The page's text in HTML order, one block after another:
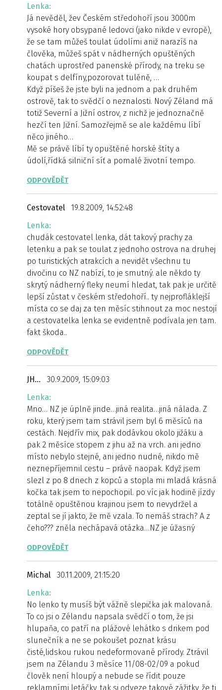
Lenka:
Já nevěděl, žev Českém středohoří jsou 3000m
vysoké hory obsypané ledovci (jako nikde v evropě),
že se tam můžeš toulat údolími aniž narazíš na
člověka, můžeš spát v nádherných opuštěných
chatách uprostřed panenské přírody, na treku se
koupat s delfíny,pozorovat tulěně, …
Když píšeš že jste byli na jednom a pak druhém
ostrově, tak to svědčí o neznalosti. Nový Zéland má
totiž Severní a Jižní ostrov, z nichž je jednoznačně
hezčí ten Jižní. Samozřejmě se ale každému líbí
něco jiného…
Mě se právě líbí ty opuštěné horské štíty a
údolí,řídká silniční síť a pomalé životní tempo.
ODPOVĚDĚT
Cestovatel
19.8.2009, 14:52:48
Lenka:
chudák cestovatel lenka, dát takový prachy za
letenku a pak se toulat z jednoho ostrova na druhej
po turistických atrakcích a nevidět všechnu tu
divočinu co NZ nabízí, to je smutný. ale někdo ty
skrytý nádherný fleky neumí hledat, tak pak je určitě
lepší zůstat v českém středohoří.. ty nejprofláklejší
místa co se daj za ten měsíc stihnout za moc nestojí
a cestovatelka lenka se evidentně podívala jen tam.
fakt škoda..
ODPOVĚDĚT
JH...
30.9.2009, 15:09:03
Lenka:
Mno… NZ je úplně jinde…jiná realita…jiná nálada. Z
roku, který jsem tam strávil jsem byl 6 měsíců na
cestách. Nejdřív mix, pak dodávkou okolo jižáku a
pak 2 měsíce stopem z jihu až na vrch. ani jedno
místo nebylo stejné, ani jedno nudné, nikdo mě
neznepříjemnil cestu – právě naopak. Když jsem
slezl z po 8 dnech z kopců a stopla mi mladá krásná
kočka tak jsem to nepochopil. po víc jak hodině jízdy
totálně opuštěnou krajinou jsem to nevydržel a
zeptal se jí jakto, že mě vzala. To nemáš strach? A z
čeho??? zněla nechápavá otázka…NZ je úžasný
ODPOVĚDĚT
Michal
30.11.2009, 21:15:20
Lenka:
No lenko ty musíš být vážně slepička jak malovaná.
To co jsi o Zélandu napsala svědčí o tom, že jsi
hlupaňa, co patří na plážové lehátko s drikem pod
slunečník a ne se pokoušet poznat krásu
čisté,lidskou rukou nedeformované přírody. Ztrávil
jsem na Zélandu 3 měsíce 11/08-02/09 a pokud
člověk není hloupý a nebude se řídit pouze
reklamními letáčky, tak si odveze takové zážitky, že ti